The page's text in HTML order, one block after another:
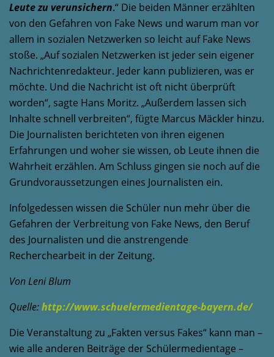
Leute zu verunsichern.“ Die beiden Männer erzählten
von den Gefahren von Fake News und warum man vor
allem in sozialen Netzwerken so leicht auf Fake News
stoße. „Auf sozialen Netzwerken ist jeder sein eigener
Nachrichtenredakteur. Jeder kann publizieren, was er
möchte. Und die Nachricht ist oft nicht überprüft
worden“, sagte Hans Moritz. „Außerdem lassen sich
Inhalte schnell verbreiten“, fügte Marcus Mäckler hinzu.
Die Journalisten berichteten von ihren eigenen
Erfahrungen und woher sie wissen, ob Leute ihnen die
Wahrheit erzählen. Am Schluss gingen sie noch auf die
Grundvoraussetzungen eines Journalisten ein.
Infolgedessen wissen die Schüler nun mehr über die
Gefahren der Verbreitung von Fake News, den Beruf
des Journalisten und die anstrengende
Recherchearbeit in der Zeitung.
Von Leni Blum
Quelle:http://www.schuelermedientage-bayern.de/
Die Veranstaltung zu „Fakten versus Fakes“ kann man –
wie alle anderen Beiträge der Schülermedientage –